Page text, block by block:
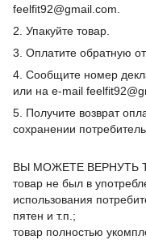
feelfit92@gmail.com.
2. Упакуйте товар.
3. Оплатите обратную
4. Сообщите номер
или на e-mail
5. Получите возврат
сохранении
ВЫ МОЖЕТЕ ВЕРНУТЬ
товар не был в
использования
пятен и т.п.;
товар полностью